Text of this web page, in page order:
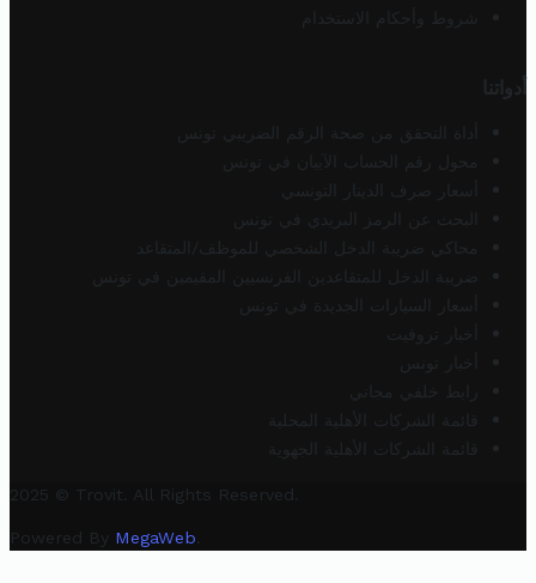
شروط وأحكام الاستخدام
أدواتنا
أداة التحقق من صحة الرقم الضريبي تونس
محول رقم الحساب الآيبان في تونس
أسعار صرف الدينار التونسي
البحث عن الرمز البريدي في تونس
محاكي ضريبة الدخل الشخصي للموظف/المتقاعد
ضريبة الدخل للمتقاعدين الفرنسيين المقيمين في تونس
أسعار السيارات الجديدة في تونس
أخبار تروفيت
أخبار تونس
رابط خلفي مجاني
قائمة الشركات الأهلية المحلية
قائمة الشركات الأهلية الجهوية
2025 © Trovit. All Rights Reserved.
Powered By MegaWeb